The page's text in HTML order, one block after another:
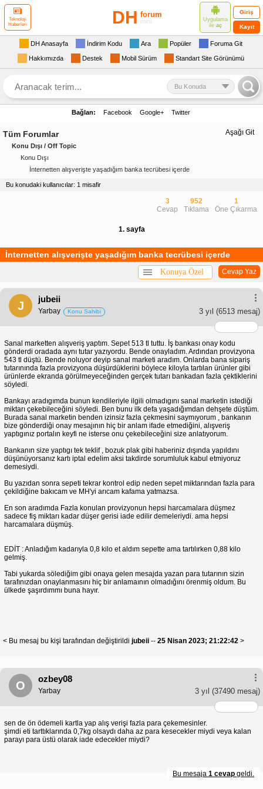
Teknoloji
Haberleri
DH forum
mini
Uygulama
ile aç
Giriş
Kayıt
DH Anasayfa İndirim Kodu Ara Popüler Foruma Git
Hakkımızda Destek Mobil Sürüm Standart Site Görünümü
Bu Konuda
Bağlan: Facebook Google+ Twitter
Aşağı Git
Tüm Forumlar
Konu Dışı / Off Topic
Konu Dışı
İnternetten alışverişte yaşadığım banka tecrübesi içerde
Bu konudaki kullanıcılar: 1 misafir
3
Cevap
952
Tıklama
1
Öne Çıkarma
1. sayfa
İnternetten alışverişte yaşadığım banka tecrübesi içerde
Cevap Yaz
Konuya Özel
J
jubeii
3 yıl (6513 mesaj)
Yarbay Konu Sahibi
Sanal marketten alışveriş yaptım. Sepet 513 tl tuttu. İş bankası onay kodu
gönderdi oradada aynı tutar yazıyordu. Bende onayladım. Ardından provizyona
543 tl düştü. Bende noluyor deyip sanal marketi aradım. Onlarda bana sipariş
tutarınında fazla provizyona düşürdüklerini böylece kiloyla tartılan ürünler gibi
ürünlerde ekranda görülmeyeceğinden gerçek tutarı bankadan fazla çektiklerini
söyledi.
Bankayı aradıgımda bunun kendileriyle ilgili olmadıgını sanal marketin istediği
miktarı çekebileceğini söyledi. Ben bunu ilk defa yaşadığımdan dehşete düştüm.
Burada sanal marketin benden izinsiz fazla çekmesini saymıyorum , bankanın
bize gönderdiği onay mesajının hiç bir anlam ifade etmediğini, alışveriş
yaptıgınız portalın keyfi ne isterse onu çekebileceğini size anlatıyorum.
Bankanın size yaptıgı tek teklif , bozuk plak gibi haberiniz dışında yapıldını
düşünüyorsanız kartı iptal edelim aksi takdirde sorumluluk kabul etmiyoruz
demesiydi.
Bu yazıdan sonra sepeti tekrar kontrol edip neden sepet miktarından fazla para
çekildiğine bakıcam ve MH'yi arıcam kafama yatmazsa.
En son aradımda Fazla konulan provizyonun hepsi harcamalara düşmez
sadece fiş miktarı kadar düşer gerisi iade edilir demeleriydi. ama hepsi
harcamalara düşmüş.
EDİT : Anladığım kadarıyla 0,8 kilo et aldım sepette ama tartılırken 0,88 kilo
gelmiş.
Tabi yukarda sölediğim gibi onaya gelen mesajda yazan para tutarının sizin
tarafınızdan onaylanmasını hiç bir anlamaının olmadığını örenmiş oldum. Bu
ülkede şaşırdımmı buna hayır.
< Bu mesaj bu kişi tarafından değiştirildi jubeii -- 25 Nisan 2023; 21:22:42 >
O
ozbey08
3 yıl (37490 mesaj)
Yarbay
sen de ön ödemeli kartla yap alış verişi fazla para çekemesinler.
şimdi eti tarttıklarında 0,7kg olsaydı daha az para kesecekler miydi veya kalan
parayı para üstü olarak iade edecekler miydi?
Bu mesaja 1 cevap geldi.